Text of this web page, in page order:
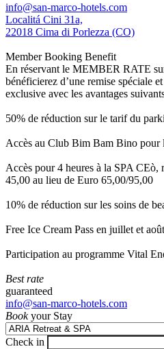
info@san-marco-hotels.com
Localitá Cini 31a,
22018 Cima di Porlezza (CO)
Member Booking Benefit
En réservant le MEMBER RATE
bénéficierez d’une remise spéciale
exclusive avec les avantages
50% de réduction sur le tarif du
Accès au Club Bim Bam Bino pour
Accès pour 4 heures à la SPA CEò,
45,00 au lieu de Euro 65,00/95,00
10% de réduction sur les soins de
Free Ice Cream Pass en juillet et
Participation au programme Vital
Best rate
guaranteed
info@san-marco-hotels.com
Bookyour Stay
Check in